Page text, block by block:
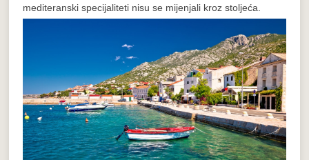
mediteranski specijaliteti nisu se mijenjali kroz stoljeća.